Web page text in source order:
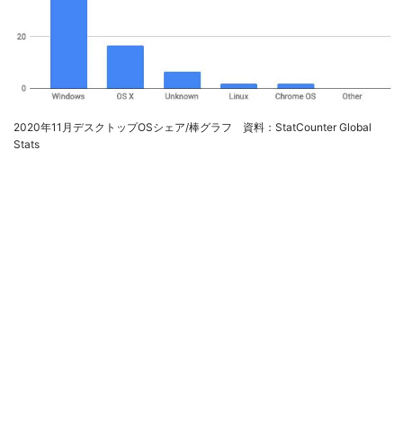
2020年11月デスクトップOSシェア/棒グラフ 資料：StatCounter Global
Stats